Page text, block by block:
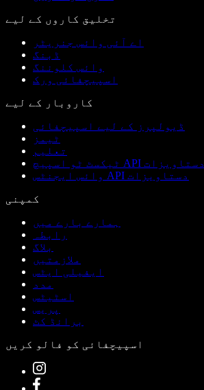
تخلیق کاروں کے لیے
اے آئی وائس جنریٹر
ڈبنگ
وائس کلوننگ
اسپیچفائی ورک
کاروبار کے لیے
ڈیولپرز کے لیے اسپیچفائی
ٹیمز
تعلیم
ٹیکسٹ ٹو اسپیچ API دستاویزات
وائس ایجنٹس API دستاویزات
کمپنی
ہمارے بارے میں
رابطہ
بلاگ
ملازمتیں
ایفیلی ایٹس
مدد
اسٹیٹس
پریس
برانڈ کٹ
اسپیچفائی کو فالو کریں